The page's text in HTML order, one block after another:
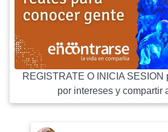
REGISTRATE O INICIA SESION
por intereses y compartir